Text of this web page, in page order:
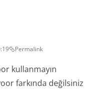
Permalink
kullanmayın
farkında değilsiniz